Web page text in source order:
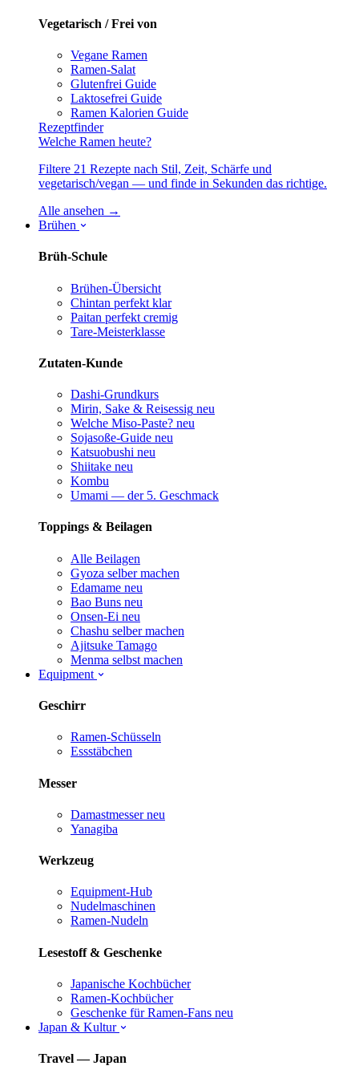
Vegetarisch / Frei von
Vegane Ramen
Ramen-Salat
Glutenfrei Guide
Laktosefrei Guide
Ramen Kalorien Guide
Rezeptfinder
Welche Ramen heute?
Filtere 21 Rezepte nach Stil, Zeit, Schärfe und
vegetarisch/vegan — und finde in Sekunden das richtige.
Alle ansehen →
Brühen
Brüh-Schule
Brühen-Übersicht
Chintan perfekt klar
Paitan perfekt cremig
Tare-Meisterklasse
Zutaten-Kunde
Dashi-Grundkurs
Mirin, Sake & Reisessig neu
Welche Miso-Paste? neu
Sojasoße-Guide neu
Katsuobushi neu
Shiitake neu
Kombu
Umami — der 5. Geschmack
Toppings & Beilagen
Alle Beilagen
Gyoza selber machen
Edamame neu
Bao Buns neu
Onsen-Ei neu
Chashu selber machen
Ajitsuke Tamago
Menma selbst machen
Equipment
Geschirr
Ramen-Schüsseln
Essstäbchen
Messer
Damastmesser neu
Yanagiba
Werkzeug
Equipment-Hub
Nudelmaschinen
Ramen-Nudeln
Lesestoff & Geschenke
Japanische Kochbücher
Ramen-Kochbücher
Geschenke für Ramen-Fans neu
Japan & Kultur
Travel — Japan